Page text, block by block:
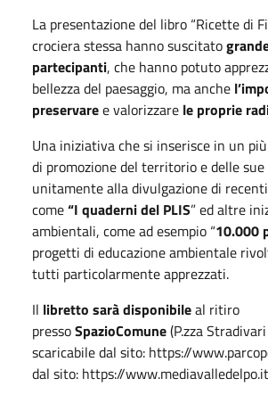
La presentazione del libro “Ricette di
crociera stessa hanno suscitato
partecipanti, che hanno potuto
bellezza del paesaggio, ma anche
preservaree valorizzare le proprie
Una iniziativa che si inserisce in un
di promozione del territorio e delle sue
unitamente alla divulgazione di
come“I quaderni del PLIS” ed altre
ambientali, come ad esempio “10.000
progetti di educazione ambientale
tutti particolarmente apprezzati.
Il libretto sarà disponibileal ritiro
pressoSpazioComune(P.zza
scaricabile dal sito: https://
dal sito: https://